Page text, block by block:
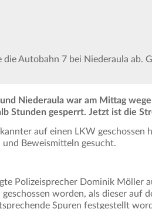
Autobahn 7 bei Niederaula ab.
Niederaula war am Mittag
Stunden gesperrt. Jetzt ist die
auf einen LKW geschossen
und Beweismitteln gesucht.
Polizeisprecher Dominik Möller
worden, als dieser auf
Spuren festgestellt